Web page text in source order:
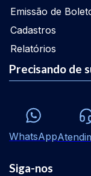
Emissão de
Cadastros
Relatórios
Precisando de
WhatsApp
Siga-nos